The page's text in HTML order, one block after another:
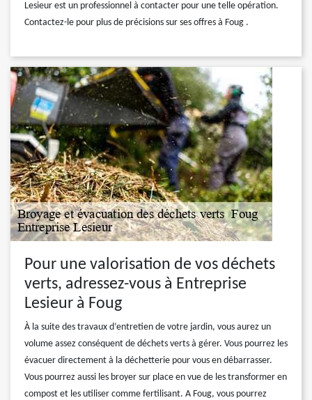
Lesieur est un professionnel à contacter pour une telle opération.
Contactez-le pour plus de précisions sur ses offres à Foug .
Pour une valorisation de vos déchets
verts, adressez-vous à Entreprise
Lesieur à Foug
À la suite des travaux d’entretien de votre jardin, vous aurez un
volume assez conséquent de déchets verts à gérer. Vous pourrez les
évacuer directement à la déchetterie pour vous en débarrasser.
Vous pourrez aussi les broyer sur place en vue de les transformer en
compost et les utiliser comme fertilisant. A Foug, vous pourrez